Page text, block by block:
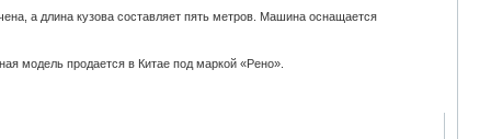
а длина кузова составляет пять метров. Машина оснащается
модель продается в Китае под маркой «Рено».